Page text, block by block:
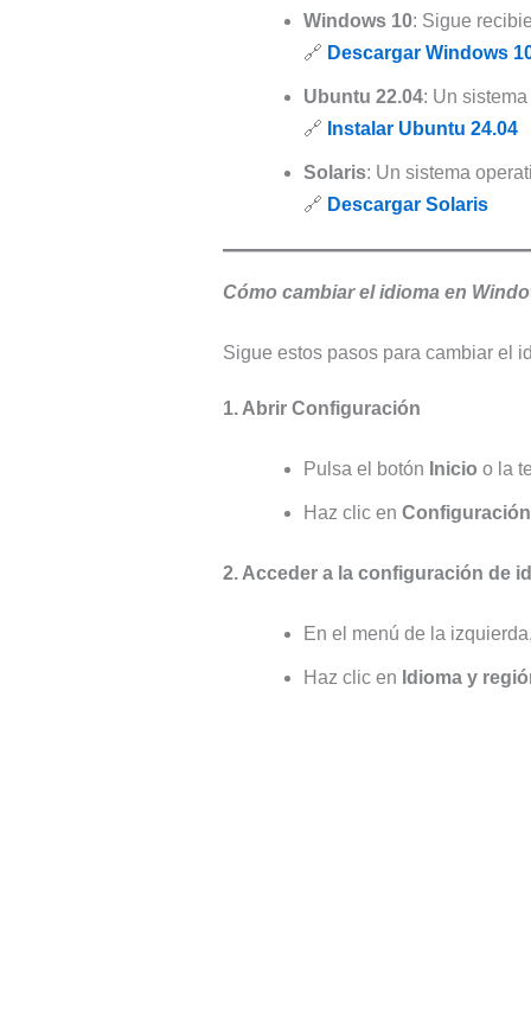
Windows 10: Sigue
🔗 Descargar Windows
Ubuntu 22.04: Un
🔗 Instalar Ubuntu 24.04
Solaris: Un sistema
🔗 Descargar Solaris
Cómo cambiar el idioma en
Sigue estos pasos para cambiar el
1. Abrir Configuración
Pulsa el botón Inicio o la
Haz clic en Configuración
2. Acceder a la configuración de
En el menú de la
Haz clic en Idioma y